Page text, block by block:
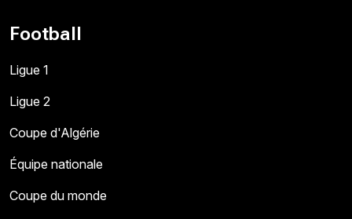
Football
Ligue 1
Ligue 2
Coupe d'Algérie
Équipe nationale
Coupe du monde